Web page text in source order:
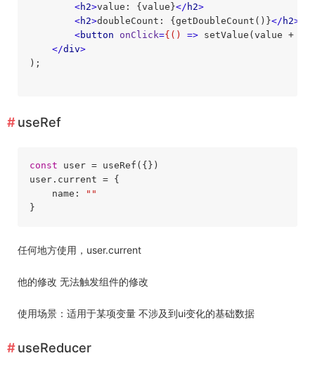
<h2>value: {value}</ h2>
<h2>doubleCount: {getDoubleCount()}</ h2>
<button onClick={() => setValue(value +
</div>
);
useRef
const user = useRef({})
user.current = {
    name:
""
任何地方使用，user.current
他的修改 无法触发组件的修改
使用场景：适用于某项变量 不涉及到ui变化的基础数据
useReducer